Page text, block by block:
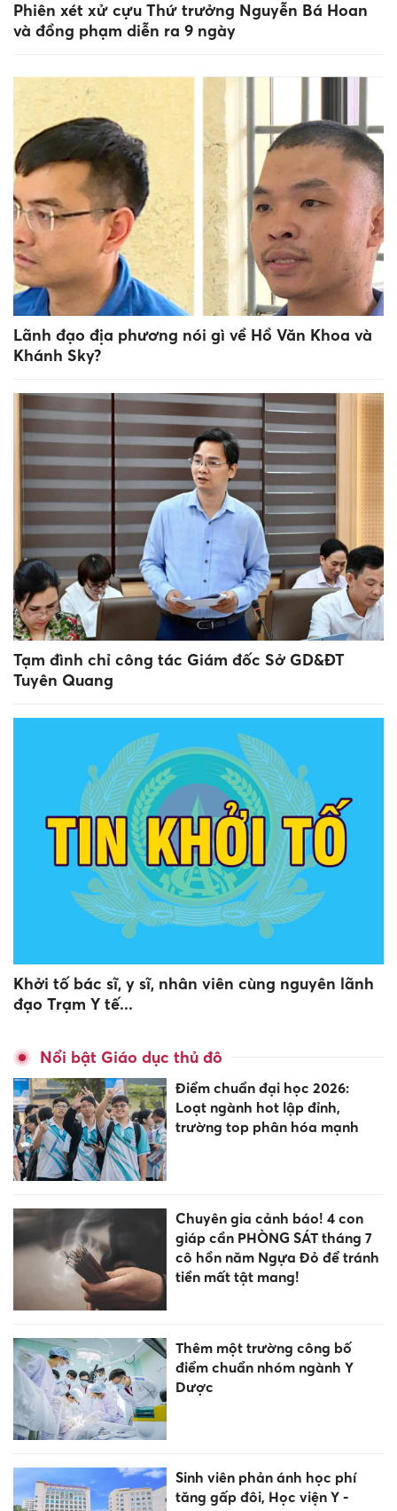
Phiên xét xử cựu Thứ trưởng Nguyễn Bá Hoan
và đồng phạm diễn ra 9 ngày
Lãnh đạo địa phương nói gì về Hồ Văn Khoa và
Khánh Sky?
Tạm đình chỉ công tác Giám đốc Sở GD&ĐT
Tuyên Quang
Khởi tố bác sĩ, y sĩ, nhân viên cùng nguyên lãnh
đạo Trạm Y tế...
Nổi bật Giáo dục thủ đô
Điểm chuẩn đại học 2026:
Loạt ngành hot lập đỉnh,
trường top phân hóa mạnh
Chuyên gia cảnh báo! 4 con
giáp cần PHÒNG SÁT tháng 7
cô hồn năm Ngựa Đỏ để tránh
tiền mất tật mang!
Thêm một trường công bố
điểm chuẩn nhóm ngành Y
Dược
Sinh viên phản ánh học phí
tăng gấp đôi, Học viện Y -